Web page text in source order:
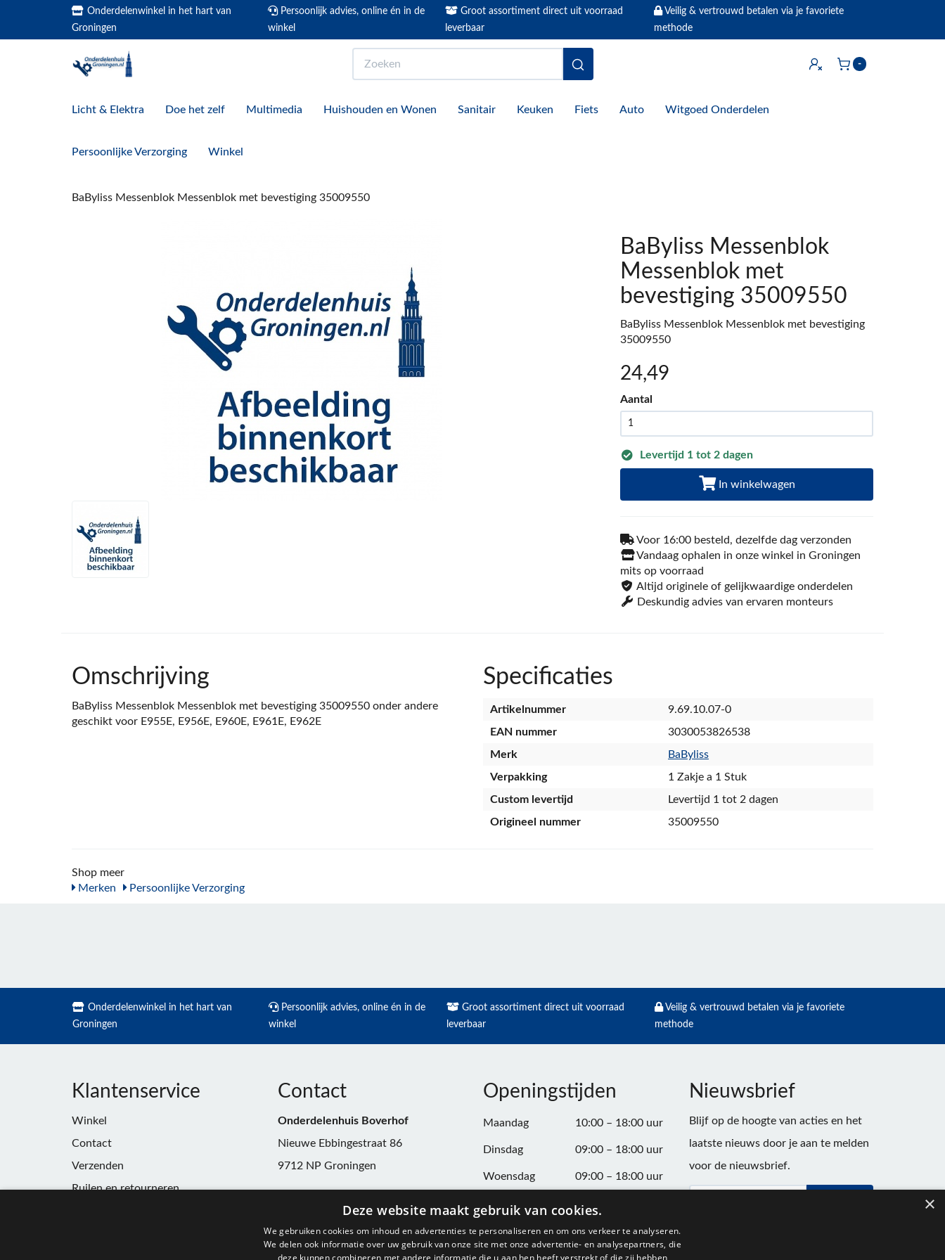
Onderdelenwinkel in het hart van
Groningen
Persoonlijk advies, online én in de
winkel
Groot assortiment direct uit voorraad
leverbaar
Veilig & vertrouwd betalen via je favoriete
methode
Inloggen -
Licht & Elektra Doe het zelf Multimedia Huishouden en Wonen Sanitair Keuken Fiets Auto Witgoed Onderdelen
Persoonlijke Verzorging Winkel
BaByliss Messenblok Messenblok met bevestiging 35009550
BaByliss Messenblok
Messenblok met
bevestiging 35009550
BaByliss Messenblok Messenblok met bevestiging
35009550
24,49
Aantal
Levertijd 1 tot 2 dagen
In winkelwagen
Voor 16:00 besteld, dezelfde dag verzonden
Vandaag ophalen in onze winkel in Groningen
mits op voorraad
Altijd originele of gelijkwaardige onderdelen
Deskundig advies van ervaren monteurs
Omschrijving
BaByliss Messenblok Messenblok met bevestiging 35009550 onder andere
geschikt voor E955E, E956E, E960E, E961E, E962E
Specificaties
Artikelnummer
9.69.10.07-0
EAN nummer
3030053826538
Merk
BaByliss
Verpakking
1 Zakje a 1 Stuk
Custom levertijd
Levertijd 1 tot 2 dagen
Origineel nummer
35009550
Shop meer
Merken
Persoonlijke Verzorging
Onderdelenwinkel in het hart van
Groningen
Persoonlijk advies, online én in de
winkel
Groot assortiment direct uit voorraad
leverbaar
Veilig & vertrouwd betalen via je favoriete
methode
Klantenservice
Winkel
Contact
Verzenden
Ruilen en retourneren
Contact
Onderdelenhuis Boverhof
Nieuwe Ebbingestraat 86
9712 NP Groningen
winkel@onderdelenhuisgroningen.nl
Openingstijden
Maandag 10:00 – 18:00 uur
Dinsdag 09:00 – 18:00 uur
Woensdag 09:00 – 18:00 uur
Donderdag 09:00 – 20:00 uur
Vrijdag 09:00 – 18:00 uur
Zaterdag 09:00 – 17:00 uur
Nieuwsbrief
Blijf op de hoogte van acties en het
laatste nieuws door je aan te melden
voor de nieuwsbrief.
×
Deze website maakt gebruik van cookies.
We gebruiken cookies om inhoud en advertenties te personaliseren en om ons verkeer te analyseren.
We delen ook informatie over uw gebruik van onze site met onze advertentie- en analysepartners, die
deze kunnen combineren met andere informatie die u aan hen heeft verstrekt of die zij hebben